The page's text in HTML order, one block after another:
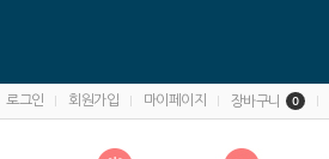
로그인 회원가입 마이페이지 장바구니 0